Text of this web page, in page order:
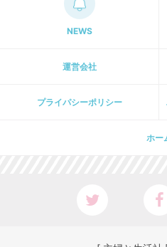
NEWS
運営会社
プライパシーポリシー
ホー